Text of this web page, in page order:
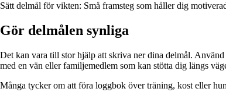
Sätt delmål för vikten: Små framsteg som håller dig
Gör delmålen synliga
Det kan vara till stor hjälp att skriva ner dina delmål.
med en vän eller familjemedlem som kan stötta dig längs
Många tycker om att föra loggbok över träning, kost eller